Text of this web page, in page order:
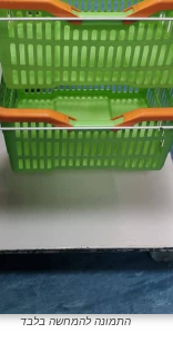
התמונה להמחשה בלבד